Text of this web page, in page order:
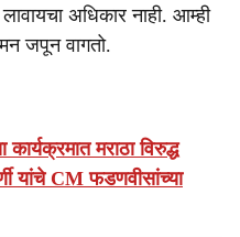
अधिकार नाही. आम्ही
जपून वागतो.
मराठा विरुद्ध
यांचे CM फडणवीसांच्या